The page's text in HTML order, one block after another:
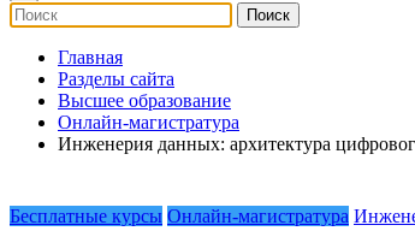
Главная
Разделы сайта
Высшее образование
Онлайн-магистратура
Инженерия данных: архитектура
Бесплатные курсы Онлайн-магистратура